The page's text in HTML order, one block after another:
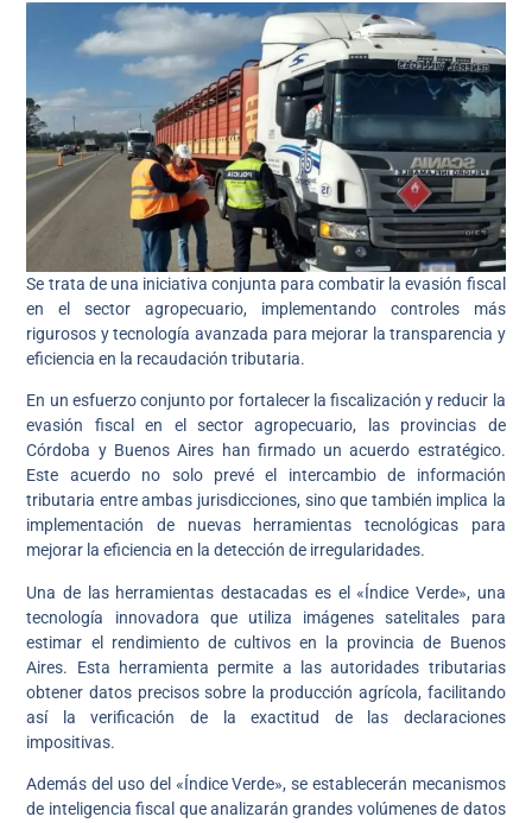
Se trata de una iniciativa conjunta para combatir la evasión fiscal
en el sector agropecuario, implementando controles más
rigurosos y tecnología avanzada para mejorar la transparencia y
eficiencia en la recaudación tributaria.
En un esfuerzo conjunto por fortalecer la fiscalización y reducir la
evasión fiscal en el sector agropecuario, las provincias de
Córdoba y Buenos Aires han firmado un acuerdo estratégico.
Este acuerdo no solo prevé el intercambio de información
tributaria entre ambas jurisdicciones, sino que también implica la
implementación de nuevas herramientas tecnológicas para
mejorar la eficiencia en la detección de irregularidades.
Una de las herramientas destacadas es el «Índice Verde», una
tecnología innovadora que utiliza imágenes satelitales para
estimar el rendimiento de cultivos en la provincia de Buenos
Aires. Esta herramienta permite a las autoridades tributarias
obtener datos precisos sobre la producción agrícola, facilitando
así la verificación de la exactitud de las declaraciones
impositivas.
Además del uso del «Índice Verde», se establecerán mecanismos
de inteligencia fiscal que analizarán grandes volúmenes de datos